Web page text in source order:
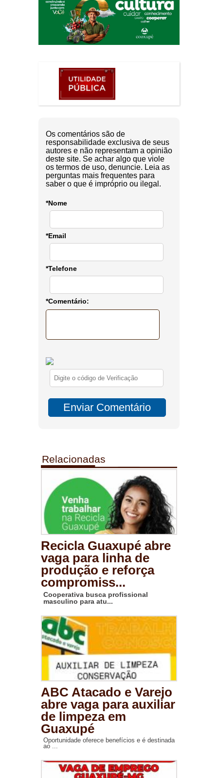
Os comentários são de
responsabilidade exclusiva de seus
autores e não representam a opinião
deste site. Se achar algo que viole
os termos de uso, denuncie. Leia as
perguntas mais frequentes para
saber o que é impróprio ou ilegal.
*Nome
*Email
*Telefone
*Comentário:
Relacionadas
Recicla Guaxupé abre
vaga para linha de
produção e reforça
compromiss...
Cooperativa busca profissional
masculino para atu...
ABC Atacado e Varejo
abre vaga para auxiliar
de limpeza em
Guaxupé
Oportunidade oferece benefícios e é destinada
ao ...